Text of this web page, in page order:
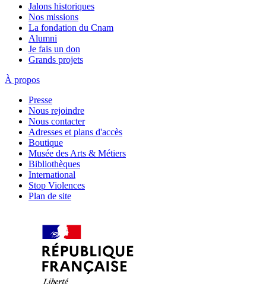
Jalons historiques
Nos missions
La fondation du Cnam
Alumni
Je fais un don
Grands projets
À propos
Presse
Nous rejoindre
Nous contacter
Adresses et plans d'accès
Boutique
Musée des Arts & Métiers
Bibliothèques
International
Stop Violences
Plan de site